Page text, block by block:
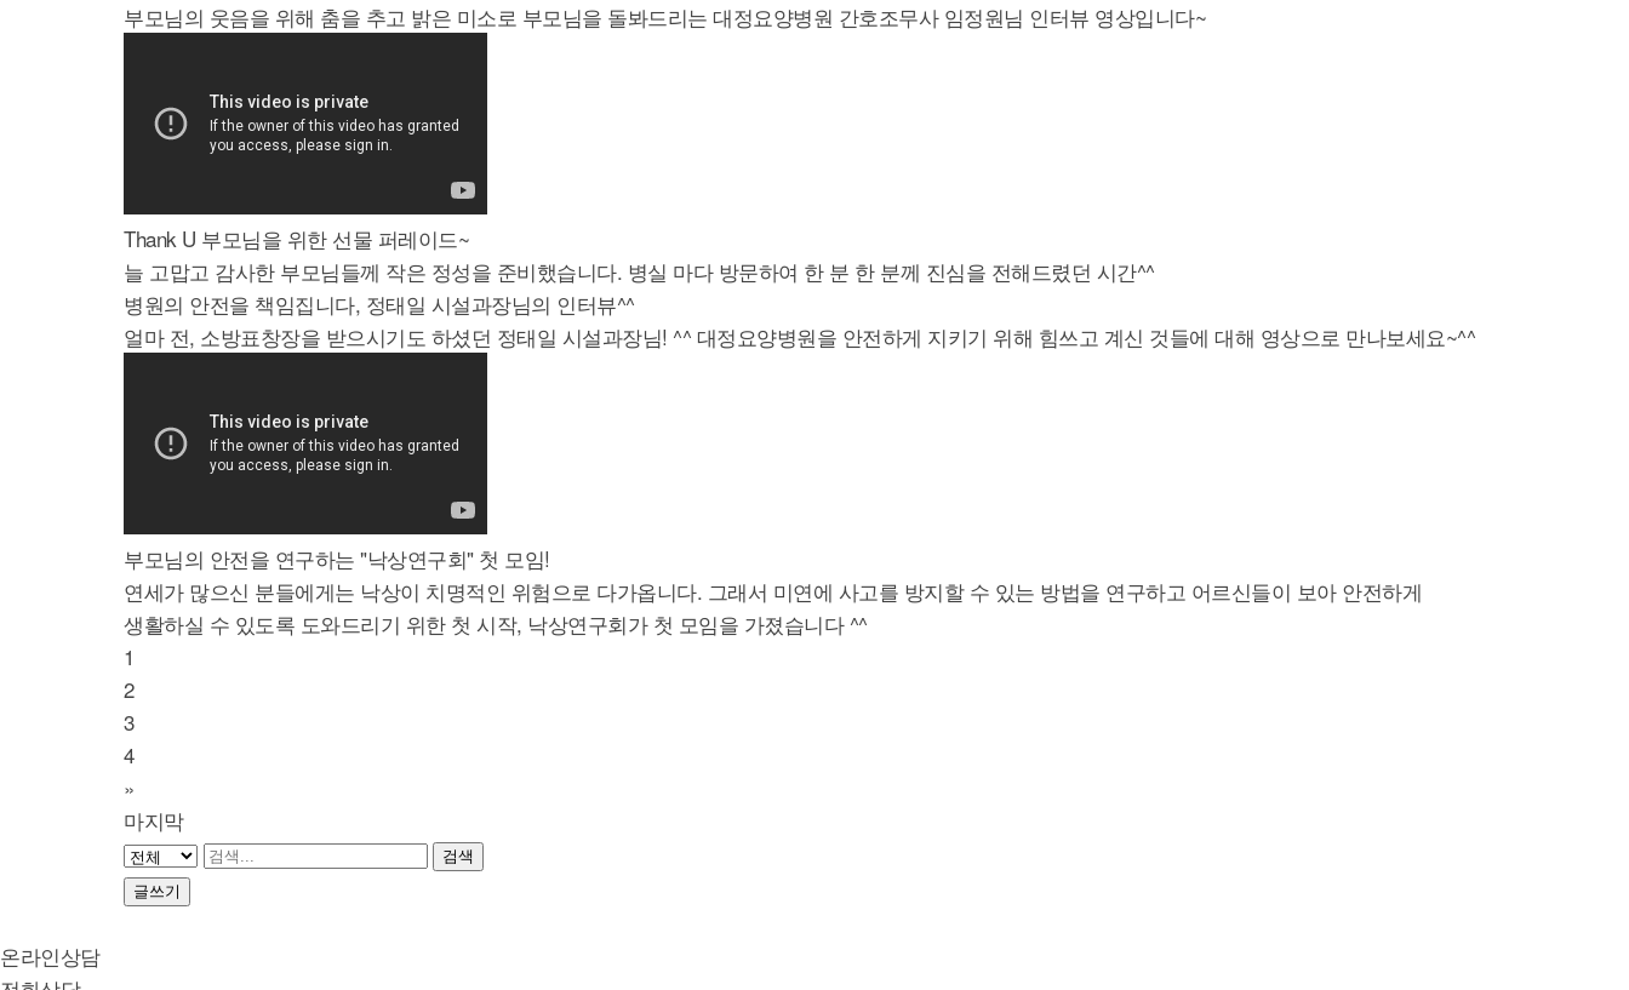
부모님의 웃음을 위해 춤을 추고 밝은 미소로 부모님을 돌봐드리는 대정요양병원 간호조무사 임정원님 인터뷰 영상입니다~
Thank U 부모님을 위한 선물 퍼레이드~
늘 고맙고 감사한 부모님들께 작은 정성을 준비했습니다. 병실 마다 방문하여 한 분 한 분께 진심을 전해드렸던 시간^^
병원의 안전을 책임집니다, 정태일 시설과장님의 인터뷰^^
얼마 전, 소방표창장을 받으시기도 하셨던 정태일 시설과장님! ^^ 대정요양병원을 안전하게 지키기 위해 힘쓰고 계신 것들에 대해 영상으로 만나보세요~^^
부모님의 안전을 연구하는 "낙상연구회" 첫 모임!
연세가 많으신 분들에게는 낙상이 치명적인 위험으로 다가옵니다. 그래서 미연에 사고를 방지할 수 있는 방법을 연구하고 어르신들이 보아 안전하게
생활하실 수 있도록 도와드리기 위한 첫 시작, 낙상연구회가 첫 모임을 가졌습니다 ^^
1
2
3
4
»
마지막
검색
글쓰기
온라인상담